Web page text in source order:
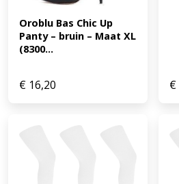
Oroblu Bas Chic Up
Panty – bruin – Maat XL
(8300...
€ 16,20 €